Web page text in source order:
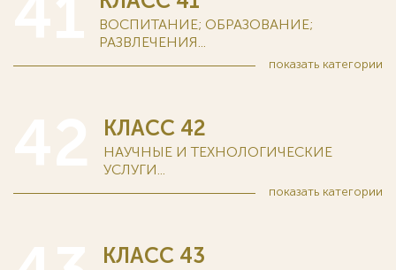
ВОСПИТАНИЕ; ОБРАЗОВАНИЕ;
РАЗВЛЕЧЕНИЯ...
показать категории
КЛАСС 42
НАУЧНЫЕ И ТЕХНОЛОГИЧЕСКИЕ
УСЛУГИ...
показать категории
КЛАСС 43